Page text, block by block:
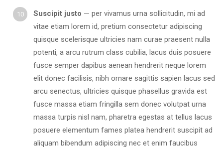
Suscipit justo — per vivamus urna sollicitudin, mi ad
vitae etiam lorem id, pretium consectetur adipiscing
quisque scelerisque ultricies nam curae praesent nulla
potenti, a arcu rutrum class cubilia, lacus duis posuere
fusce semper dapibus aenean hendrerit neque lorem
elit donec facilisis, nibh ornare sagittis sapien lacus sed
arcu senectus, ultricies quisque phasellus gravida est
fusce massa etiam fringilla sem donec volutpat urna
massa turpis nisl nam, pharetra egestas at tellus lacus
posuere elementum fames platea hendrerit suscipit ad
aliquam bibendum adipiscing nec et enim faucibus